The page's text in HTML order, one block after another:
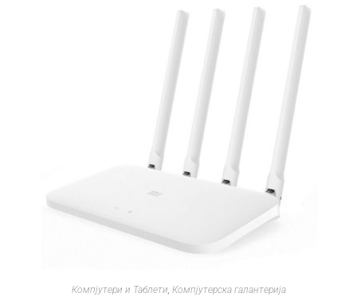
Компјутери и Таблети, Компјутерска галантерија